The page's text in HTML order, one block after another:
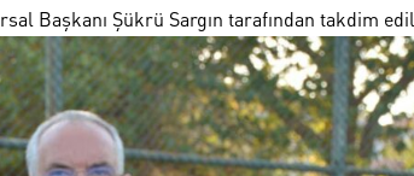
Başkanı Şükrü Sargın tarafından takdim